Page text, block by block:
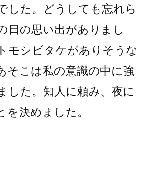
した。どうしても忘れら
日の思い出がありまし
モシビタケがありそうな
そこは私の意識の中に強
した。知人に頼み、夜に
を決めました。